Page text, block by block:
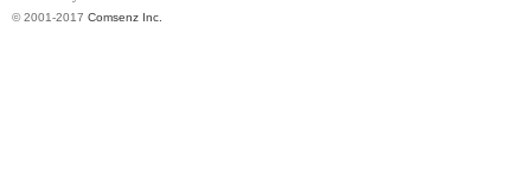
© 2001-2017 Comsenz Inc.